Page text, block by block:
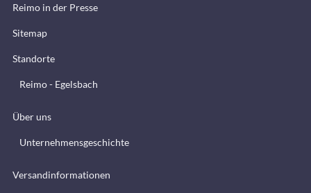
Reimo in der Presse
Sitemap
Standorte
Reimo - Egelsbach
Über uns
Unternehmensgeschichte
Versandinformationen